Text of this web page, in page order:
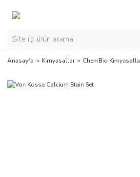
Anasayfa Kimyasallar ChemBio